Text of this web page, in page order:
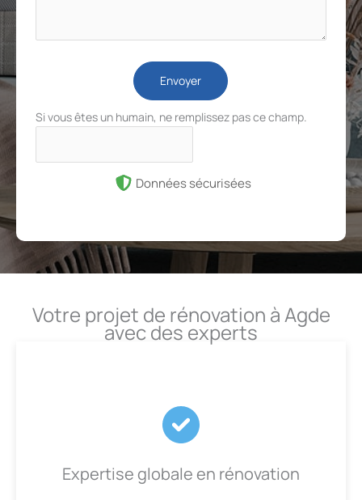
Envoyer
Si vous êtes un humain, ne remplissez pas ce champ.
Données sécurisées
Votre projet de rénovation à Agde
avec des experts
Expertise globale en rénovation